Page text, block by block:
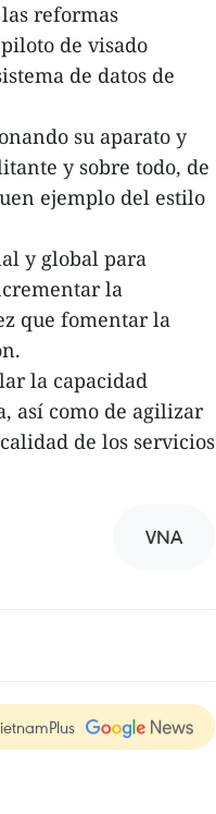
reformas
de visado
de datos de
su aparato y
y sobre todo, de
ejemplo del estilo
y global para
la
que fomentar la
la capacidad
así como de agilizar
de los servicios
VNA